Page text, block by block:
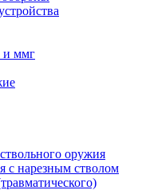
и ммг
оружия
с нарезным стволом